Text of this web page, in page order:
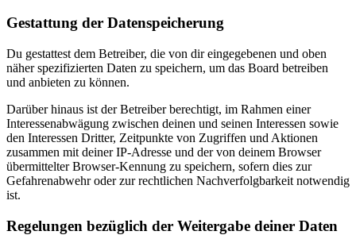
Gestattung der Datenspeicherung
Du gestattest dem Betreiber, die von dir eingegebenen und oben
näher spezifizierten Daten zu speichern, um das Board betreiben
und anbieten zu können.
Darüber hinaus ist der Betreiber berechtigt, im Rahmen einer
Interessenabwägung zwischen deinen und seinen Interessen sowie
den Interessen Dritter, Zeitpunkte von Zugriffen und Aktionen
zusammen mit deiner IP-Adresse und der von deinem Browser
übermittelter Browser-Kennung zu speichern, sofern dies zur
Gefahrenabwehr oder zur rechtlichen Nachverfolgbarkeit notwendig
ist.
Regelungen bezüglich der Weitergabe deiner Daten